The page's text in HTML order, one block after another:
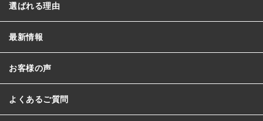
選ばれる理由
最新情報
お客様の声
よくあるご質問